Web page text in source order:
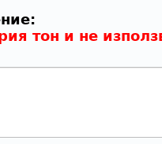
тон и не